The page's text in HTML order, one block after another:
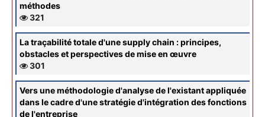
méthodes
321
La traçabilité totale d'une supply chain : principes,
obstacles et perspectives de mise en œuvre
301
Vers une méthodologie d'analyse de l'existant appliquée
dans le cadre d'une stratégie d'intégration des fonctions
de l'entreprise